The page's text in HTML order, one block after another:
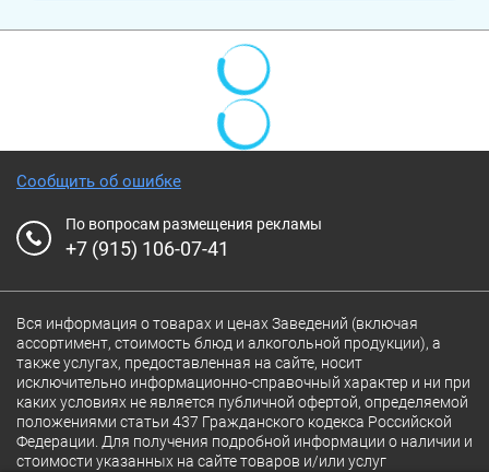
Сообщить об ошибке
По вопросам размещения рекламы
+7 (915) 106-07-41
Вся информация о товарах и ценах Заведений (включая
ассортимент, стоимость блюд и алкогольной продукции), а
также услугах, предоставленная на сайте, носит
исключительно информационно-справочный характер и ни при
каких условиях не является публичной офертой, определяемой
положениями статьи 437 Гражданского кодекса Российской
Федерации. Для получения подробной информации о наличии и
стоимости указанных на сайте товаров и/или услуг